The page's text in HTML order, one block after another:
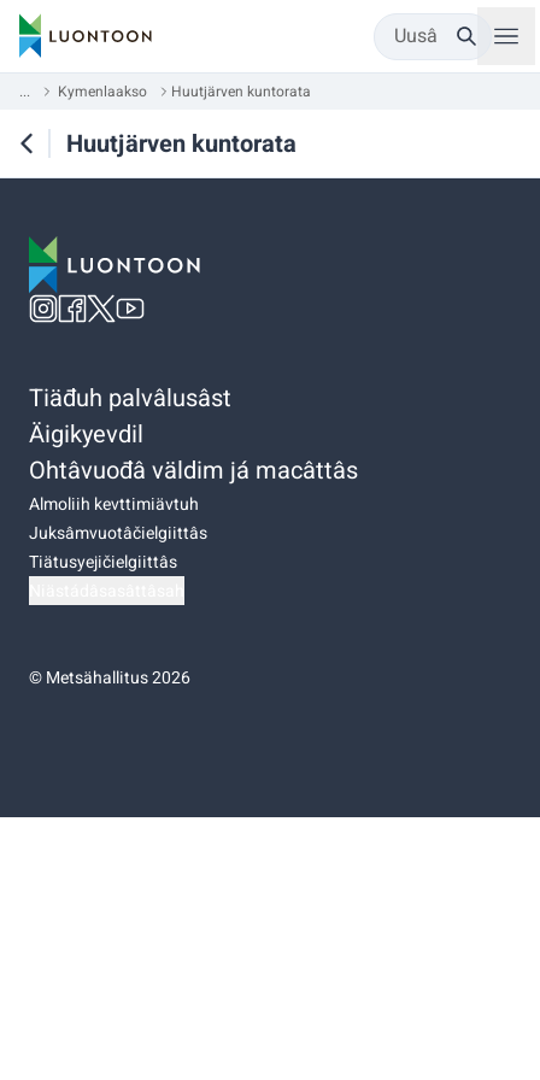
Uusâ
... Kymenlaakso Huutjärven kuntorata
Huutjärven kuntorata
Tiäđuh palvâlusâst
Äigikyevdil
Ohtâvuođâ väldim já macâttâs
Almoliih kevttimiävtuh
Juksâmvuotâčielgiittâs
Tiätusyejičielgiittâs
©Metsähallitus 2026